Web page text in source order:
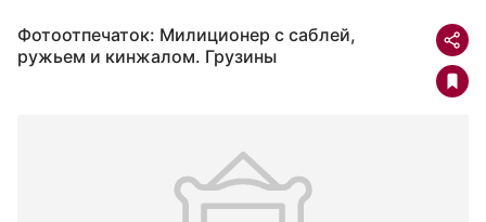
Фотоотпечаток: Милиционер с саблей,
ружьем и кинжалом. Грузины